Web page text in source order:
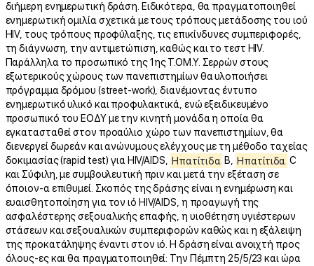
διήμερη ενημερωτική δράση. Ειδικότερα, θα πραγματοποιηθεί
ενημερωτική ομιλία σχετικά με τους τρόπους μετάδοσης του ιού
HIV, τους τρόπους προφύλαξης, τις επικίνδυνες συμπεριφορές,
τη διάγνωση, την αντιμετώπιση, καθώς και το τεστ HIV.
Παράλληλα το προσωπικό της 1ης Τ.ΟΜ.Υ. Σερρών στους
εξωτερικούς χώρους των πανεπιστημίων θα υλοποιήσει
πρόγραμμα δρόμου (street-work), διανέμοντας έντυπο
ενημερωτικό υλικό και προφυλακτικά, ενώ εξειδικευμένο
προσωπικό του ΕΟΔΥ με την κινητή μονάδα η οποία θα
εγκατασταθεί στον προαύλιο χώρο των πανεπιστημίων, θα
διενεργεί δωρεάν και ανώνυμους ελέγχους με τη μέθοδο ταχείας
δοκιμασίας (rapid test) για HIV/AIDS, Ηπατίτιδα Β, Ηπατίτιδα C
και Σύφιλη, με συμβουλευτική πριν και μετά την εξέταση σε
όποιον-α επιθυμεί. Σκοπός της δράσης είναι η ενημέρωση και
ευαισθητοποίηση για τον ιό HIV/AIDS, η προαγωγή της
ασφαλέστερης σεξουαλικής επαφής, η υιοθέτηση υγιέστερων
στάσεων και σεξουαλικών συμπεριφορών καθώς και η εξάλειψη
της προκατάληψης έναντι στον ιό. Η δράση είναι ανοιχτή προς
όλους-ες και θα πραγματοποιηθεί: Την Πέμπτη 25/5/23 και ώρα